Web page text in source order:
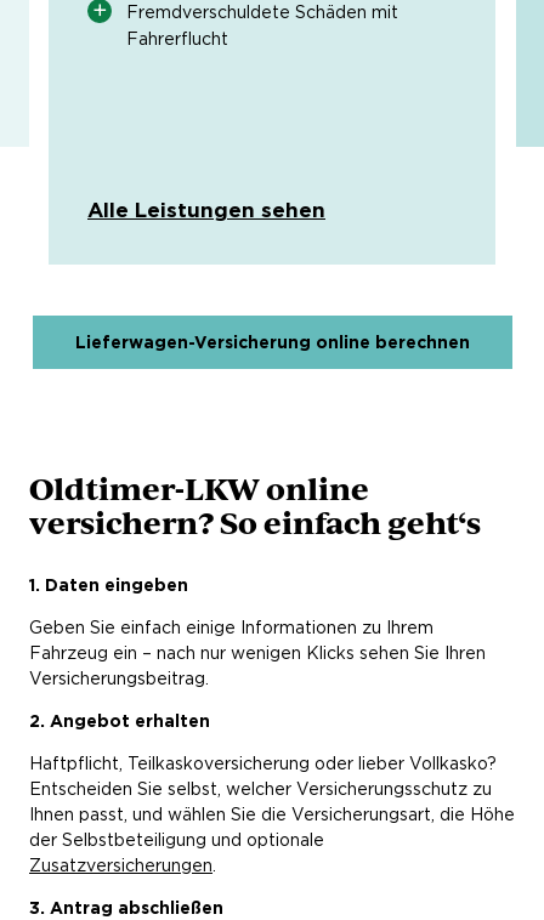
Fremdverschuldete Schäden mit
Fahrerflucht
Alle Leistungen sehen
Lieferwagen-Versicherung online berechnen
Oldtimer-LKW online
versichern? So einfach geht‘s
1. Daten eingeben
Geben Sie einfach einige Informationen zu Ihrem
Fahrzeug ein – nach nur wenigen Klicks sehen Sie Ihren
Versicherungsbeitrag.
2. Angebot erhalten
Haftpflicht, Teilkaskoversicherung oder lieber Vollkasko?
Entscheiden Sie selbst, welcher Versicherungsschutz zu
Ihnen passt, und wählen Sie die Versicherungsart, die Höhe
der Selbstbeteiligung und optionale
Zusatzversicherungen.
3. Antrag abschließen